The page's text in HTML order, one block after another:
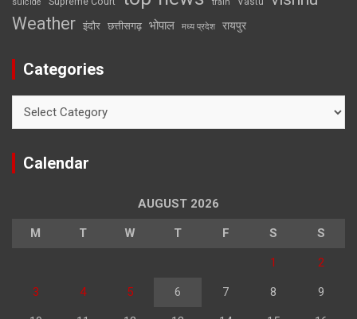
Weather इंदौर छत्तीसगढ़ भोपाल मध्य प्रदेश रायपुर
Categories
Calendar
AUGUST 2026
M T W T F S S
1 2
3 4 5 6 7 8 9